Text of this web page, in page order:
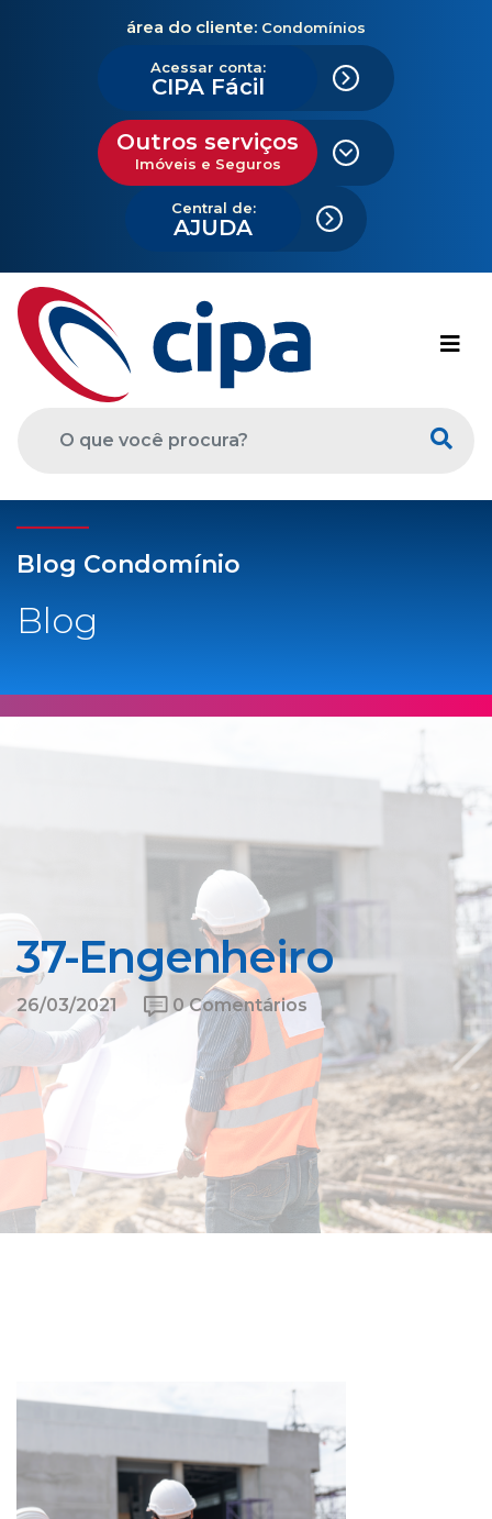
área do cliente: Condomínios
Acessar conta:
CIPA Fácil
Outros serviços
Imóveis e Seguros
Central de:
AJUDA
Blog Condomínio
Blog
37-Engenheiro
26/03/2021 0 Comentários